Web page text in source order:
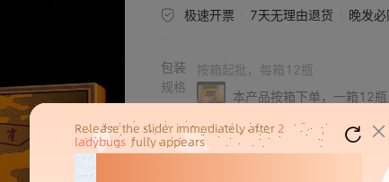
极速开票 7天无理由退货 晚发必
包装
规格
按箱起批，每箱 12瓶
本产品按箱下单，一箱12瓶